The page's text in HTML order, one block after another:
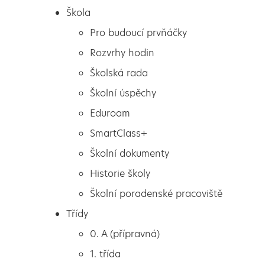
Pro budoucí prvňáčky
Rozvrhy hodin
Školská rada
Škola
Pro budoucí prvňáčky
Rozvrhy hodin
Školská rada
Školní úspěchy
Eduroam
SmartClass+
Školní dokumenty
Historie školy
Školní poradenské pracoviště
Třídy
0. A (přípravná)
1. třída
Celebrity and Movie day